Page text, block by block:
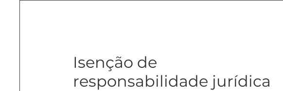
Isenção de
responsabilidade jurídica